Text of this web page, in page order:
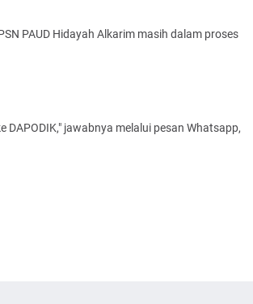
PAUD Hidayah Alkarim masih dalam proses
DAPODIK," jawabnya melalui pesan Whatsapp,